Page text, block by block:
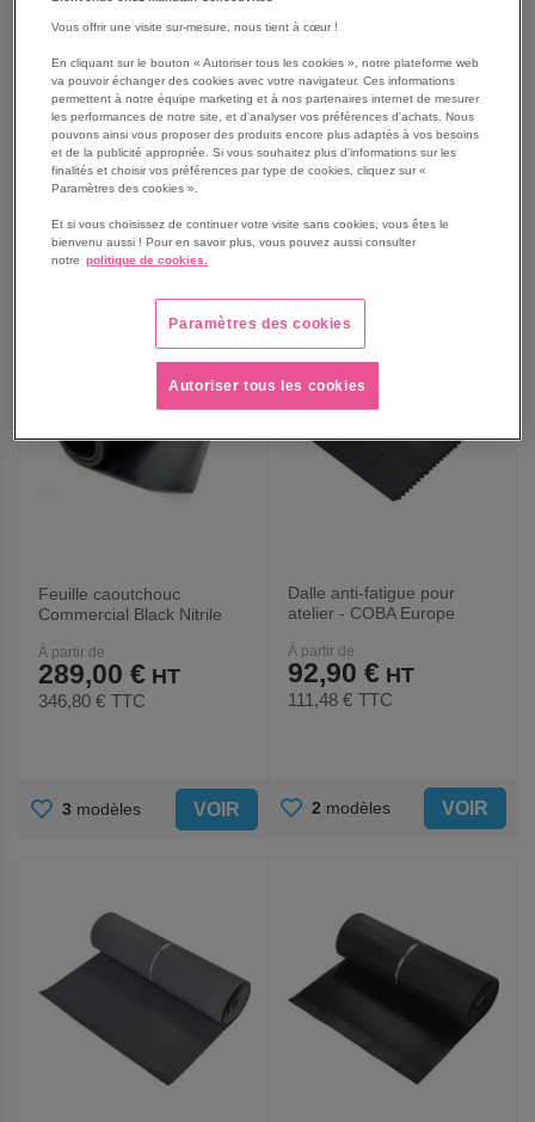
Feuille caoutchouc
Europe
À partir de
875,00 €
1 050,00 € TTC
AJOUTER
3modèles VOIR
Feuille caoutchouc EPDM
À partir de
289,00 €
346,80 € TTC
AJOUTER
FAVORIS
4modèles
Feuille caoutchouc
Commercial Black Nitrile
À partir de
289,00 €
346,80 € TTC
AJOUTER
3 modèles VOIR
Dalle anti-fatigue pour
atelier - COBA Europe
À partir de
92,90 €
111,48 € TTC
AJOUTER
2 modèles VOIR
Vous offrir une visite sur-mesure, nous tient à cœur !
En cliquant sur le bouton « Autoriser tous les cookies », notre plateforme web
va pouvoir échanger des cookies avec votre navigateur. Ces informations
permettent à notre équipe marketing et à nos partenaires internet de mesurer
les performances de notre site, et d'analyser vos préférences d'achats. Nous
pouvons ainsi vous proposer des produits encore plus adaptés à vos besoins
et de la publicité appropriée. Si vous souhaitez plus d'informations sur les
finalités et choisir vos préférences par type de cookies, cliquez sur «
Paramètres des cookies ».
Et si vous choisissez de continuer votre visite sans cookies, vous êtes le
bienvenu aussi ! Pour en savoir plus, vous pouvez aussi consulter
notre politique de cookies.
Paramètres des cookies
Autoriser tous les cookies